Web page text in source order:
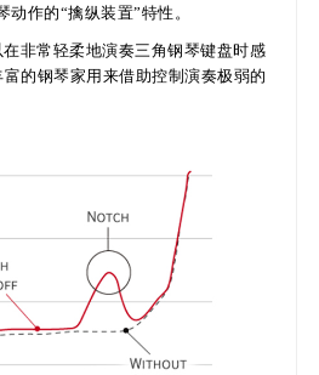
作的“擒纵装置”特性。
非常轻柔地演奏三角钢琴键盘时感
的钢琴家用来借助控制演奏极弱的